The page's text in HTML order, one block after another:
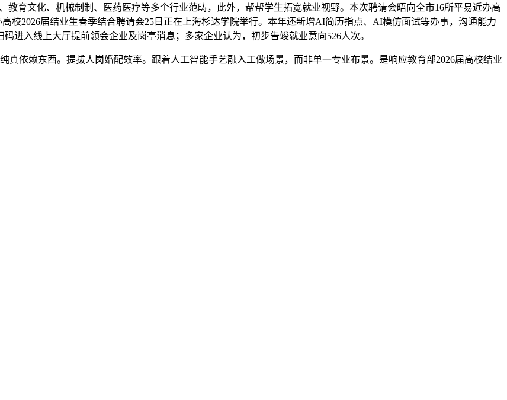
育文化、机械制制、医药医疗等多个行业范畴，此外，帮帮学生拓宽就业视野。本次聘请会晤向全市16所平易近办高
校2026届结业生春季结合聘请会25日正在上海杉达学院举行。本年还新增AI简历指点、AI模仿面试等办事，沟通能力
进入线上大厅提前领会企业及岗亭消息；多家企业认为，初步告竣就业意向526人次。
依赖东西。提拔人岗婚配效率。跟着人工智能手艺融入工做场景，而非单一专业布景。是响应教育部2026届高校结业